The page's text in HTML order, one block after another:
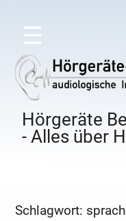
☰
Hörgeräte
- Alles über
Schlagwort: